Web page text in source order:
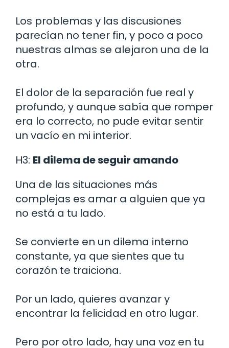
Los problemas y las discusiones
parecían no tener fin, y poco a poco
nuestras almas se alejaron una de la
otra.
El dolor de la separación fue real y
profundo, y aunque sabía que romper
era lo correcto, no pude evitar sentir
un vacío en mi interior.
H3: El dilema de seguir amando
Una de las situaciones más
complejas es amar a alguien que ya
no está a tu lado.
Se convierte en un dilema interno
constante, ya que sientes que tu
corazón te traiciona.
Por un lado, quieres avanzar y
encontrar la felicidad en otro lugar.
Pero por otro lado, hay una voz en tu